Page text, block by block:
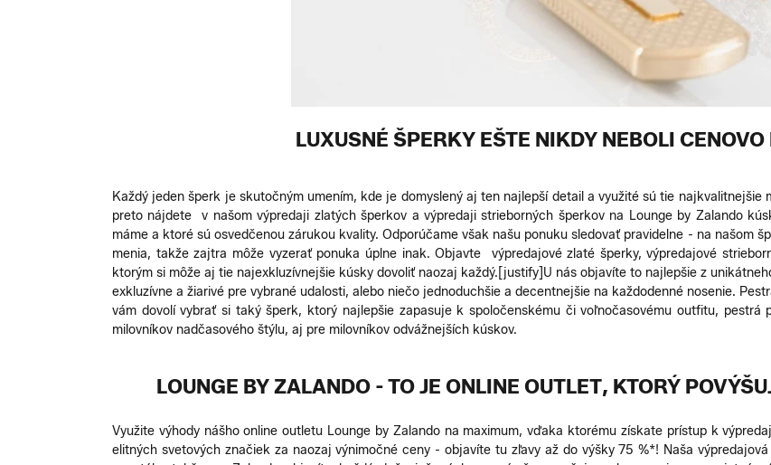
LUXUSNÉ ŠPERKY EŠTE NIKDY NEBOLI
Každý jeden šperk je skutočným umením, kde je domyslený aj ten najlepší detail a využité sú tie najkvalitnejšie
preto nájdete v našom výpredaji zlatých šperkov a výpredaji strieborných šperkov na Lounge by Zalando
máme a ktoré sú osvedčenou zárukou kvality. Odporúčame však našu ponuku sledovať pravidelne - na našom
menia, takže zajtra môže vyzerať ponuka úplne inak. Objavte výpredajové zlaté šperky, výpredajové
ktorým si môže aj tie najexkluzívnejšie kúsky dovoliť naozaj každý. [justify]U nás objavíte to najlepšie z
exkluzívne a žiarivé pre vybrané udalosti, alebo niečo jednoduchšie a decentnejšie na každodenné nosenie.
vám dovolí vybrať si taký šperk, ktorý najlepšie zapasuje k spoločenskému či voľnočasovému outfitu,
milovníkov nadčasového štýlu, aj pre milovníkov odvážnejších kúskov.
LOUNGE BY ZALANDO - TO JE ONLINE OUTLET, KTORÝ
Využite výhody nášho online outletu Lounge by Zalando na maximum, vďaka ktorému získate prístup k
elitných svetových značiek za naozaj výnimočné ceny - objavíte tu zľavy až do výšky 75 %*! Naša